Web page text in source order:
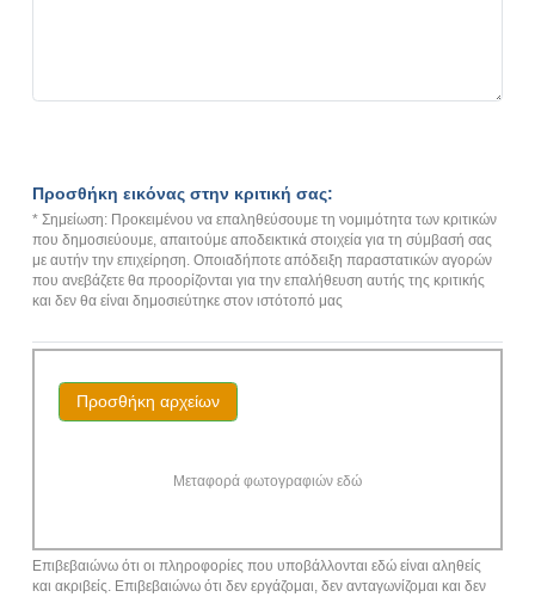
Προσθήκη εικόνας στην κριτική σας:
* Σημείωση: Προκειμένου να επαληθεύσουμε τη νομιμότητα των κριτικών
που δημοσιεύουμε, απαιτούμε αποδεικτικά στοιχεία για τη σύμβασή σας
με αυτήν την επιχείρηση. Οποιαδήποτε απόδειξη παραστατικών αγορών
που ανεβάζετε θα προορίζονται για την επαλήθευση αυτής της κριτικής
και δεν θα είναι δημοσιεύτηκε στον ιστότοπό μας
Προσθήκη αρχείων
Μεταφορά φωτογραφιών εδώ
Επιβεβαιώνω ότι οι πληροφορίες που υποβάλλονται εδώ είναι αληθείς
και ακριβείς. Επιβεβαιώνω ότι δεν εργάζομαι, δεν ανταγωνίζομαι και δεν